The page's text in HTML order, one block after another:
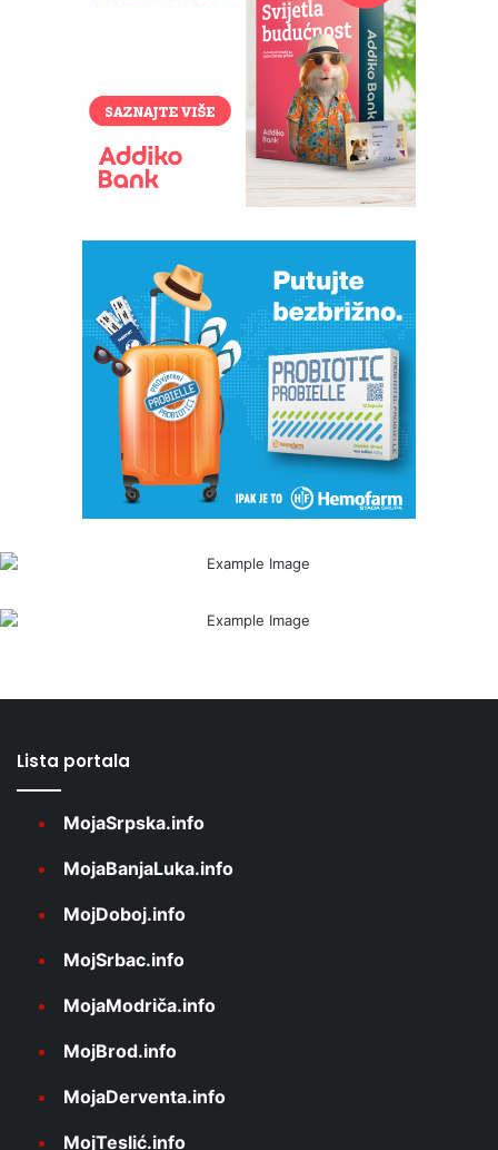
Lista portala
MojaSrpska.info
MojaBanjaLuka.info
MojDoboj.info
MojSrbac.info
MojaModriča.info
MojBrod.info
MojaDerventa.info
MojTeslić.info